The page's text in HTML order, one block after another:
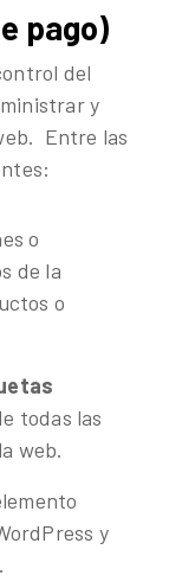
pago)
del
y
Entre las
o
de la
o
todas las
web.
y